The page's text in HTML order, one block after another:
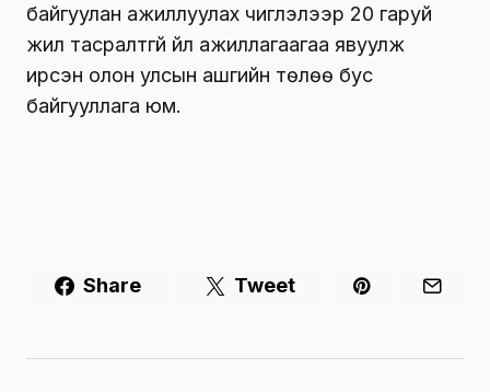
байгуулан ажиллуулах чиглэлээр 20 гаруй
жил тасралтгүй үйл ажиллагаагаа явуулж
ирсэн олон улсын ашгийн төлөө бус
байгууллага юм.
Share Tweet